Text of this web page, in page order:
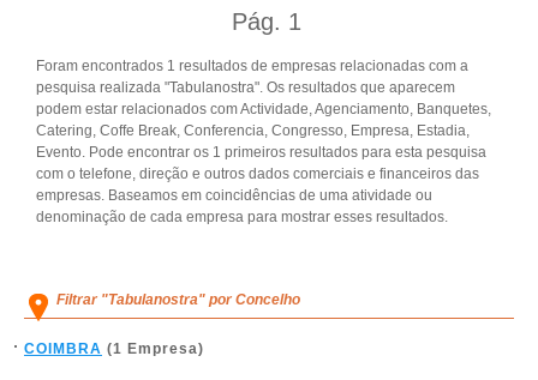
Pág. 1
Foram encontrados 1 resultados de empresas relacionadas com a
pesquisa realizada "Tabulanostra". Os resultados que aparecem
podem estar relacionados com Actividade, Agenciamento, Banquetes,
Catering, Coffe Break, Conferencia, Congresso, Empresa, Estadia,
Evento. Pode encontrar os 1 primeiros resultados para esta pesquisa
com o telefone, direção e outros dados comerciais e financeiros das
empresas. Baseamos em coincidências de uma atividade ou
denominação de cada empresa para mostrar esses resultados.
Filtrar "Tabulanostra" por Concelho
COIMBRA (1 Empresa)